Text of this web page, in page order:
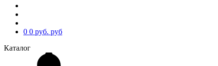
0 0 руб. руб
Каталог